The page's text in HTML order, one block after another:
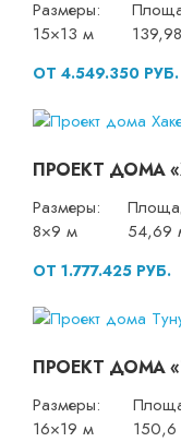
Размеры:
15×13 м
ОТ 4.549.350 РУБ.
ПРОЕКТ ДОМА
Размеры:
8×9 м
54,69
ОТ 1.777.425 РУБ.
ПРОЕКТ ДОМА
Размеры:
16×19 м